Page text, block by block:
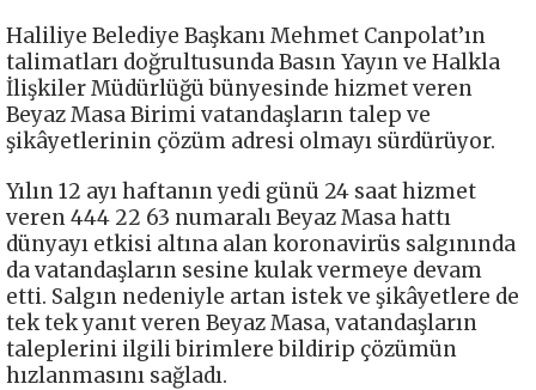
Haliliye Belediye Başkanı Mehmet Canpolat’ın
talimatları doğrultusunda Basın Yayın ve Halkla
İlişkiler Müdürlüğü bünyesinde hizmet veren
Beyaz Masa Birimi vatandaşların talep ve
şikâyetlerinin çözüm adresi olmayı sürdürüyor.
Yılın 12 ayı haftanın yedi günü 24 saat hizmet
veren 444 22 63 numaralı Beyaz Masa hattı
dünyayı etkisi altına alan koronavirüs salgınında
da vatandaşların sesine kulak vermeye devam
etti. Salgın nedeniyle artan istek ve şikâyetlere de
tek tek yanıt veren Beyaz Masa, vatandaşların
taleplerini ilgili birimlere bildirip çözümün
hızlanmasını sağladı.